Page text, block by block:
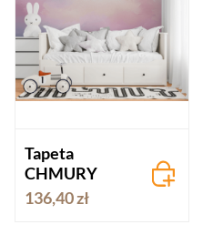
Tapeta
CHMURY
136,40 zł